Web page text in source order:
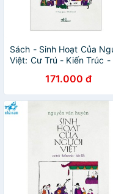
Sách - Sinh Hoạt Của
Việt: Cư Trú - Kiến Trúc -
171.000 đ